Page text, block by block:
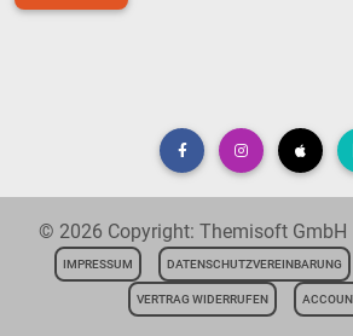
© 2026 Copyright: Themisoft
IMPRESSUM DATENSCHUTZVEREINBARUNG
VERTRAG WIDERRUFEN